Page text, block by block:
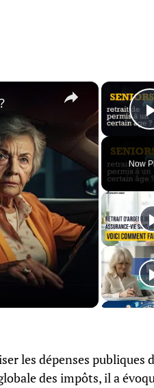
Now
×
les dépenses publiques
des impôts, il a